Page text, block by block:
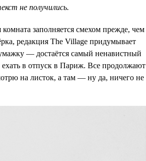
не получились.
заполняется смехом прежде, чем
редакция The Village придумывает
— достаётся самый ненавистный
ехать в отпуск в Париж. Все продолжают
на листок, а там — ну да, ничего не